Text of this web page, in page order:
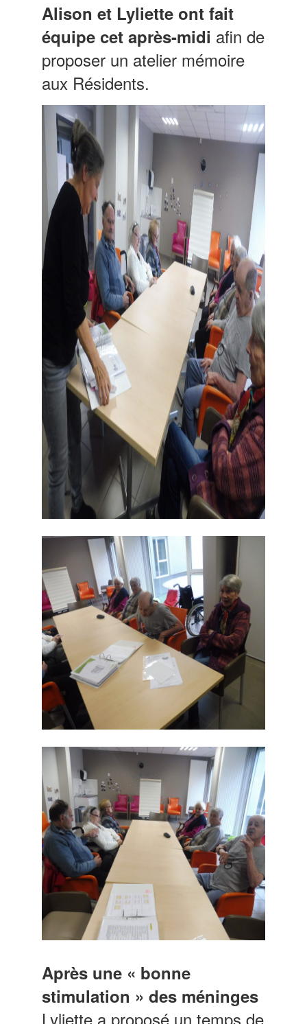
Alison et Lyliette ont fait
équipe cet après-midi afin de
proposer un atelier mémoire
aux Résidents.
Après une « bonne
stimulation » des méninges
Lyliette a proposé un temps de